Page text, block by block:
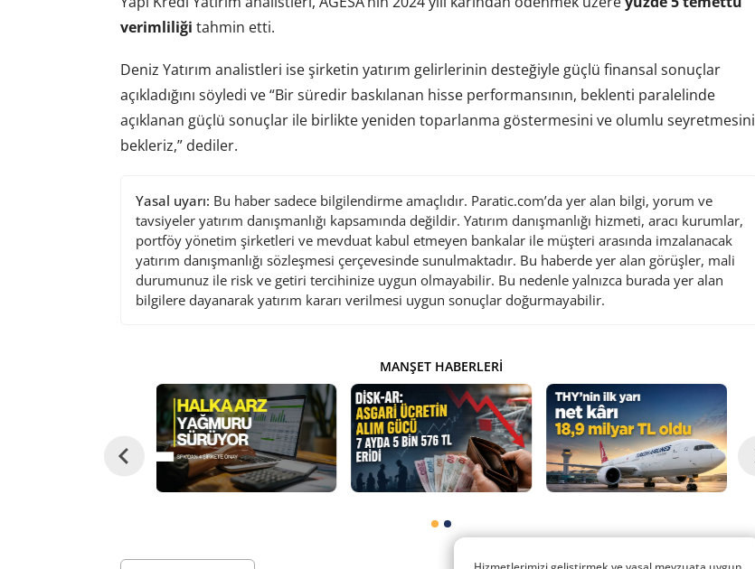
verimliliği tahmin etti.
Deniz Yatırım analistleri ise şirketin yatırım gelirlerinin desteğiyle güçlü finansal sonuçlar
açıkladığını söyledi ve “Bir süredir baskılanan hisse performansının, beklenti paralelinde
açıklanan güçlü sonuçlar ile birlikte yeniden toparlanma göstermesini ve olumlu seyretmesini
bekleriz,” dediler.
Yasal uyarı: Bu haber sadece bilgilendirme amaçlıdır. Paratic.com’da yer alan bilgi, yorum ve
tavsiyeler yatırım danışmanlığı kapsamında değildir. Yatırım danışmanlığı hizmeti, aracı kurumlar,
portföy yönetim şirketleri ve mevduat kabul etmeyen bankalar ile müşteri arasında imzalanacak
yatırım danışmanlığı sözleşmesi çerçevesinde sunulmaktadır. Bu haberde yer alan görüşler, mali
durumunuz ile risk ve getiri tercihinize uygun olmayabilir. Bu nedenle yalnızca burada yer alan
bilgilere dayanarak yatırım kararı verilmesi uygun sonuçlar doğurmayabilir.
MANŞET HABERLERI